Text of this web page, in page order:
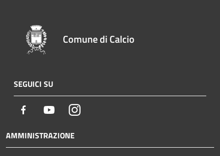
Comune di Calcio
SEGUICI SU
Facebook YoutubeInstagram
AMMINISTRAZIONE